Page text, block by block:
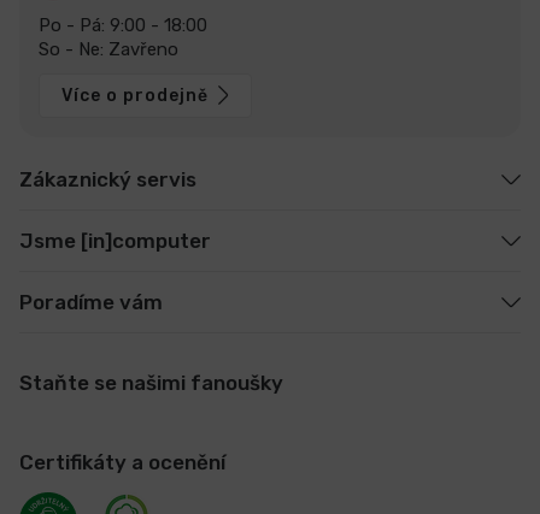
Po - Pá: 9:00 - 18:00
So - Ne: Zavřeno
Více o prodejně
Zákaznický servis
Jsme [in]computer
Poradíme vám
Staňte se našimi fanoušky
Certifikáty a ocenění